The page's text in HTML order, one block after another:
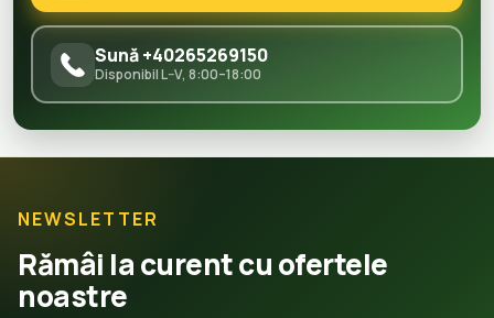
Sună +40265269150
Disponibil L–V, 8:00–18:00
NEWSLETTER
Rămâi la curent cu ofertele
noastre